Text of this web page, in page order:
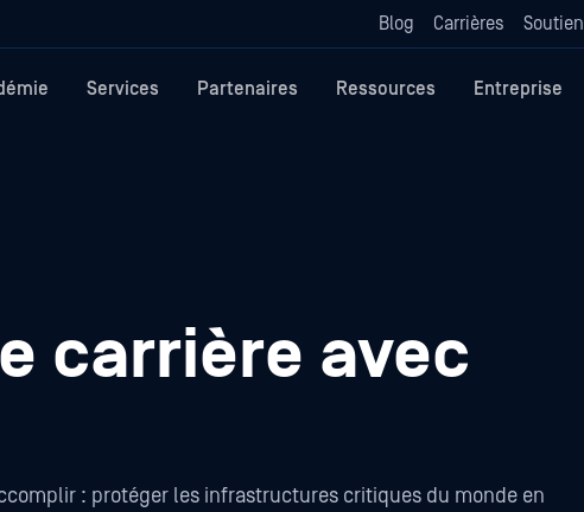
Blog Carrières Soutien
Services Partenaires Ressources Entreprise
carrière avec
: protéger les infrastructures critiques du monde en